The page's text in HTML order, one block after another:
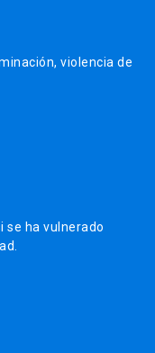
violencia de
se ha vulnerado